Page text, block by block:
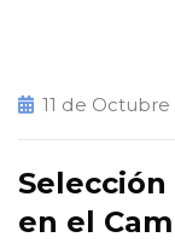
11 de
en el